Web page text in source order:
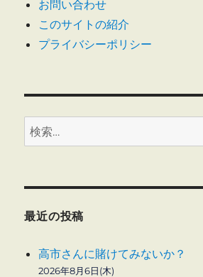
お問い合わせ
このサイトの紹介
プライバシーポリシー
検
索:
最近の投稿
高市さんに賭けてみないか？
2026年8月6日(木)